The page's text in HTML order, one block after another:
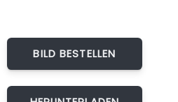
BILD BESTELLEN